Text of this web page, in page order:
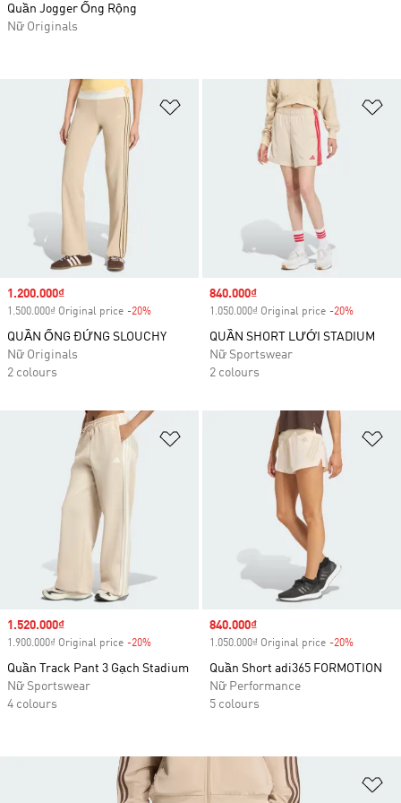
Add to Wishlist
Sale price
1.200.000₫
1.500.000₫ Original price -20%
QUẦN ỐNG ĐỨNG SLOUCHY
Nữ Originals
2 colours
Sale price
840.000₫
1.050.000₫ Original price -20%
QUẦN SHORT LƯỚI STADIUM
Nữ Sportswear
2 colours
Add to Wishlist
Sale price
1.520.000₫
1.900.000₫ Original price -20%
Quần Track Pant 3 Gạch Stadium
Nữ Sportswear
4 colours
Sale price
840.000₫
1.050.000₫ Original price -20%
Quần Short adi365 FORMOTION
Nữ Performance
5 colours
Quần Jogger Ống Rộng
Nữ Originals